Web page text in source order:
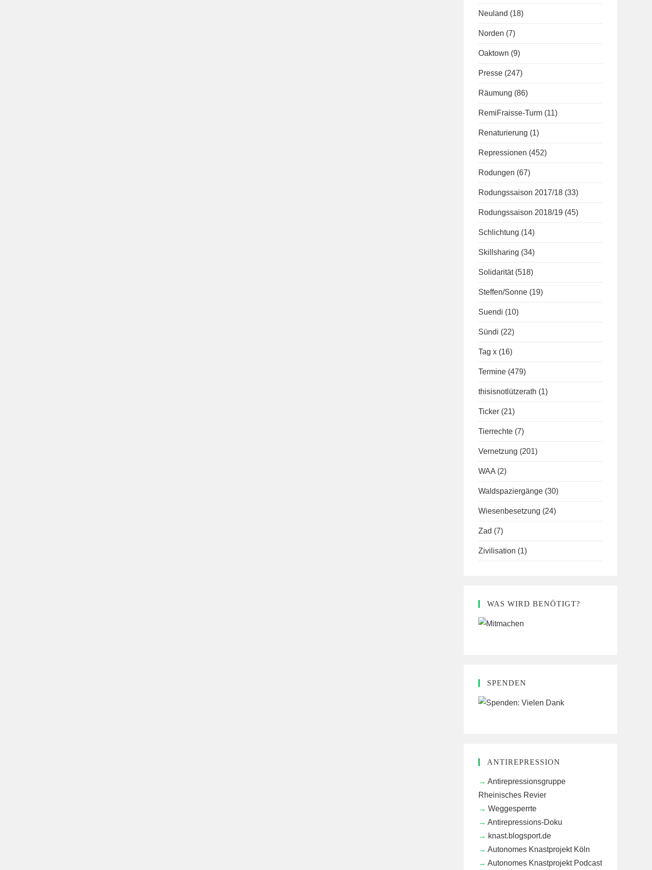
Neuland (18)
Norden (7)
Oaktown (9)
Presse (247)
Räumung (86)
RemiFraisse-Turm (11)
Renaturierung (1)
Repressionen (452)
Rodungen (67)
Rodungssaison 2017/18 (33)
Rodungssaison 2018/19 (45)
Schlichtung (14)
Skillsharing (34)
Solidarität (518)
Steffen/Sonne (19)
Suendi (10)
Sündi (22)
Tag x (16)
Termine (479)
thisisnotlützerath (1)
Ticker (21)
Tierrechte (7)
Vernetzung (201)
WAA (2)
Waldspaziergänge (30)
Wiesenbesetzung (24)
Zad (7)
Zivilisation (1)
WAS WIRD BENÖTIGT?
SPENDEN
ANTIREPRESSION
Antirepressionsgruppe
Rheinisches Revier
Weggesperrte
Antirepressions-Doku
knast.blogsport.de
Autonomes Knastprojekt Köln
Autonomes Knastprojekt Podcast